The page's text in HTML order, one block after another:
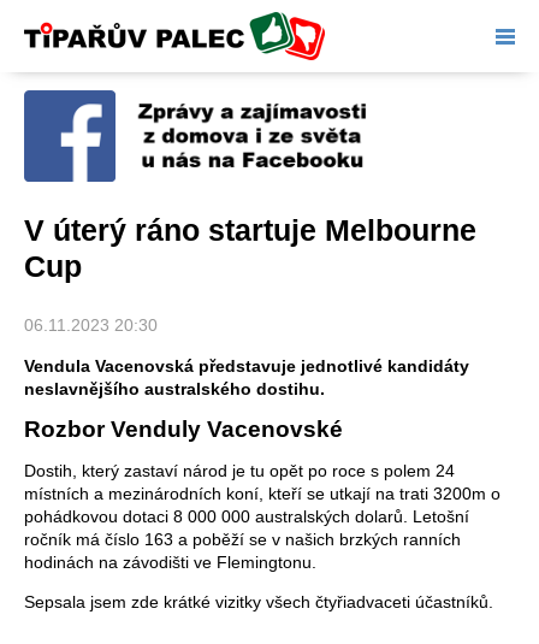
Tipařův palec
V úterý ráno startuje Melbourne
Cup
06.11.2023 20:30
Vendula Vacenovská představuje jednotlivé kandidáty
neslavnějšího australského dostihu.
Rozbor Venduly Vacenovské
Dostih, který zastaví národ je tu opět po roce s polem 24
místních a mezinárodních koní, kteří se utkají na trati 3200m o
pohádkovou dotaci 8 000 000 australských dolarů. Letošní
ročník má číslo 163 a poběží se v našich brzkých ranních
hodinách na závodišti ve Flemingtonu.
Sepsala jsem zde krátké vizitky všech čtyřiadvaceti účastníků.